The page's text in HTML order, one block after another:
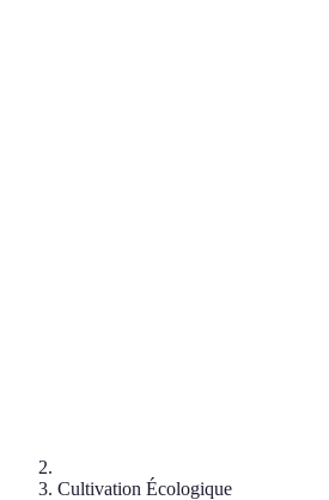
Cultivation Écologique